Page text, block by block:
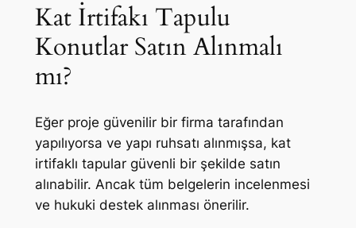
Kat İrtifakı Tapulu
Konutlar Satın Alınmalı
mı?
Eğer proje güvenilir bir firma tarafından
yapılıyorsa ve yapı ruhsatı alınmışsa, kat
irtifaklı tapular güvenli bir şekilde satın
alınabilir. Ancak tüm belgelerin incelenmesi
ve hukuki destek alınması önerilir.